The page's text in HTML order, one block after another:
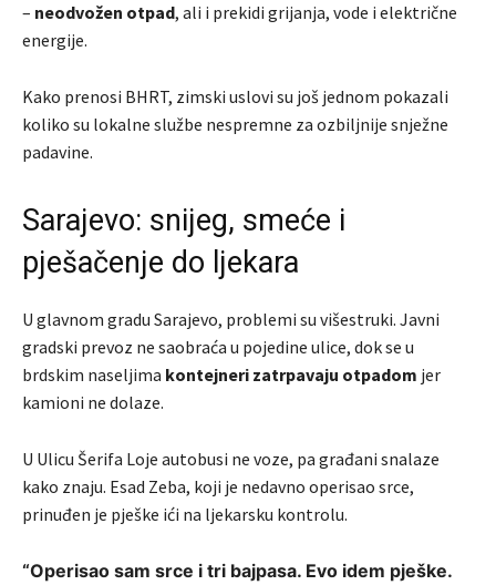
– neodvožen otpad, ali i prekidi grijanja, vode i električne
energije.
Kako prenosi BHRT, zimski uslovi su još jednom pokazali
koliko su lokalne službe nespremne za ozbiljnije snježne
padavine.
Sarajevo: snijeg, smeće i
pješačenje do ljekara
U glavnom gradu Sarajevo, problemi su višestruki. Javni
gradski prevoz ne saobraća u pojedine ulice, dok se u
brdskim naseljima kontejneri zatrpavaju otpadom jer
kamioni ne dolaze.
U Ulicu Šerifa Loje autobusi ne voze, pa građani snalaze
kako znaju. Esad Zeba, koji je nedavno operisao srce,
prinuđen je pješke ići na ljekarsku kontrolu.
“Operisao sam srce i tri bajpasa. Evo idem pješke.